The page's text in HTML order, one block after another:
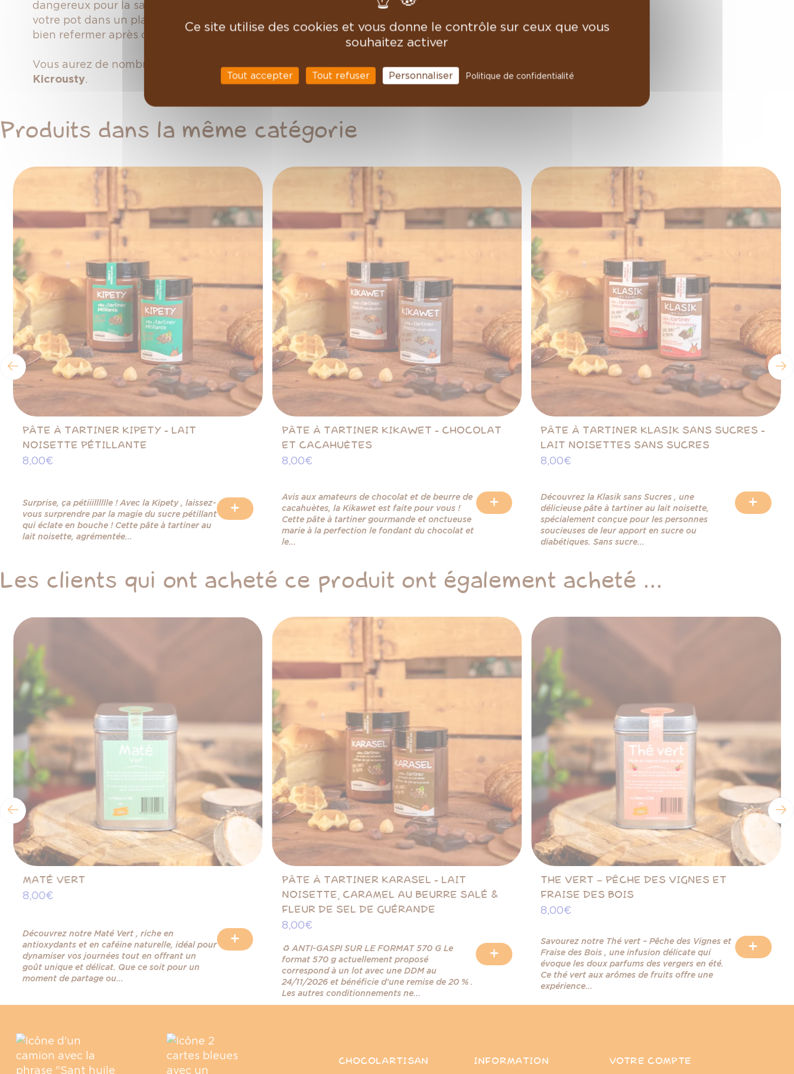
dangereux pour la santé. Pour une conservation optimale, veillez à garder
votre pot dans un placard à température ambiante (entre 17 et 21°C) et à
bien refermer après chaque utilisation.
Vous aurez de nombreux mois pour profiter de toute la saveur d e la
Kicrousty.
Produits dans la même catégorie
PÂTE À TARTINER KIPETY - LAIT
NOISETTE PÉTILLANTE
8,00 €
Surprise, ça pétiiilllllle ! Avec la Kipety , laissez-
vous surprendre par la magie du sucre pétillant
qui éclate en bouche ! Cette pâte à tartiner au
lait noisette, agrémentée...
+
PÂTE À TARTINER KIKAWET - CHOCOLAT
ET CACAHUÈTES
8,00 €
Avis aux amateurs de chocolat et de beurre de
cacahuètes, la Kikawet est faite pour vous !
Cette pâte à tartiner gourmande et onctueuse
marie à la perfection le fondant du chocolat et
le...
+
PÂTE À TARTINER KLASIK SANS SUCRES -
LAIT NOISETTES SANS SUCRES
8,00 €
Découvrez la Klasik sans Sucres , une
délicieuse pâte à tartiner au lait noisette,
spécialement conçue pour les personnes
soucieuses de leur apport en sucre ou
diabétiques. Sans sucre...
+
Les clients qui ont acheté ce produit ont également acheté ...
MATÉ VERT
8,00 €
Découvrez notre Maté Vert , riche en
antioxydants et en caféine naturelle, idéal pour
dynamiser vos journées tout en offrant un
goût unique et délicat. Que ce soit pour un
moment de partage ou...
+
PÂTE À TARTINER KARASEL - LAIT
NOISETTE, CARAMEL AU BEURRE SALÉ &
FLEUR DE SEL DE GUÉRANDE
8,00 €
♻️ ANTI-GASPI SUR LE FORMAT 570 G Le
format 570 g actuellement proposé
correspond à un lot avec une DDM au
24/11/2026 et bénéficie d’une remise de 20 % .
Les autres conditionnements ne...
+
THE VERT – PÊCHE DES VIGNES ET
FRAISE DES BOIS
8,00 €
Savourez notre Thé vert – Pêche des Vignes et
Fraise des Bois , une infusion délicate qui
évoque les doux parfums des vergers en été.
Ce thé vert aux arômes de fruits offre une
expérience...
+
CHOCOLARTISAN INFORMATION VOTRE COMPTE
Ce site utilise des cookies et vous donne le contrôle sur ceux que vous
souhaitez activer
Tout accepter Tout refuser Personnaliser Politique de confidentialité